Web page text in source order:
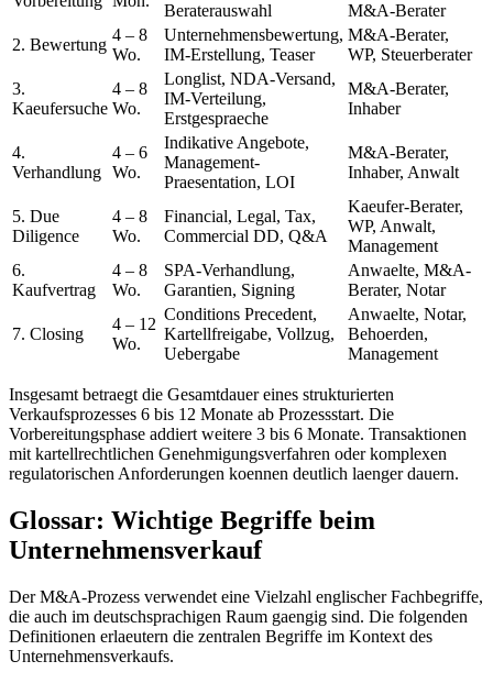
Beraterauswahl
M&A-Berater
2. Bewertung
4 – 8
Wo.
Unternehmensbewertung,
IM-Erstellung, Teaser
M&A-Berater,
WP, Steuerberater
3.
Kaeufersuche
4 – 8
Wo.
Longlist, NDA-Versand,
IM-Verteilung,
Erstgespraeche
M&A-Berater,
Inhaber
4.
Verhandlung
4 – 6
Wo.
Indikative Angebote,
Management-
Praesentation, LOI
M&A-Berater,
Inhaber, Anwalt
5. Due
Diligence
4 – 8
Wo.
Financial, Legal, Tax,
Commercial DD, Q&A
Kaeufer-Berater,
WP, Anwalt,
Management
6.
Kaufvertrag
4 – 8
Wo.
SPA-Verhandlung,
Garantien, Signing
Anwaelte, M&A-
Berater, Notar
7. Closing
4 – 12
Wo.
Conditions Precedent,
Kartellfreigabe, Vollzug,
Uebergabe
Anwaelte, Notar,
Behoerden,
Management
Insgesamt betraegt die Gesamtdauer eines strukturierten
Verkaufsprozesses 6 bis 12 Monate ab Prozessstart. Die
Vorbereitungsphase addiert weitere 3 bis 6 Monate. Transaktionen
mit kartellrechtlichen Genehmigungsverfahren oder komplexen
regulatorischen Anforderungen koennen deutlich laenger dauern.
Glossar: Wichtige Begriffe beim
Unternehmensverkauf
Der M&A-Prozess verwendet eine Vielzahl englischer Fachbegriffe,
die auch im deutschsprachigen Raum gaengig sind. Die folgenden
Definitionen erlaeutern die zentralen Begriffe im Kontext des
Unternehmensverkaufs.